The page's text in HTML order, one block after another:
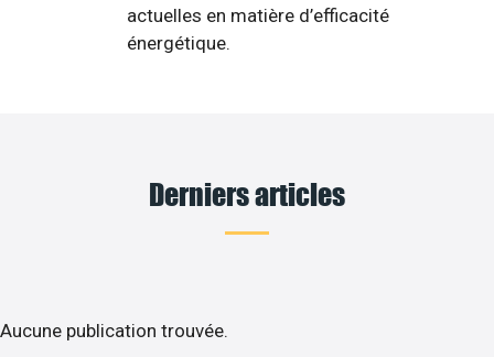
actuelles en matière d’efficacité
énergétique.
Derniers articles
Aucune publication trouvée.